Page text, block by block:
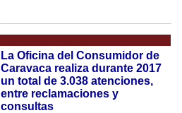
La Oficina del Consumidor de
Caravaca realiza durante 2017
un total de 3.038 atenciones,
entre reclamaciones y
consultas